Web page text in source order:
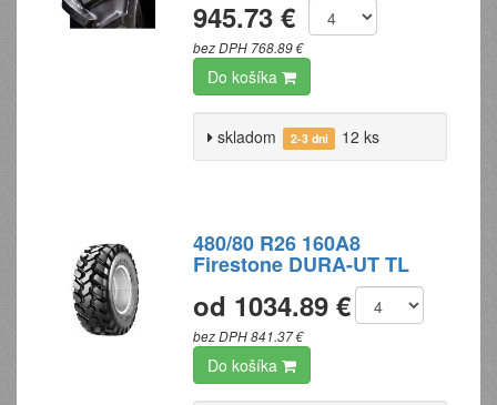
945.73 €
bez DPH 768.89 €
Do košíka
skladom 2-3 dni 12 ks
480/80 R26 160A8
Firestone DURA-UT TL
od 1034.89 €
bez DPH 841.37 €
Do košíka